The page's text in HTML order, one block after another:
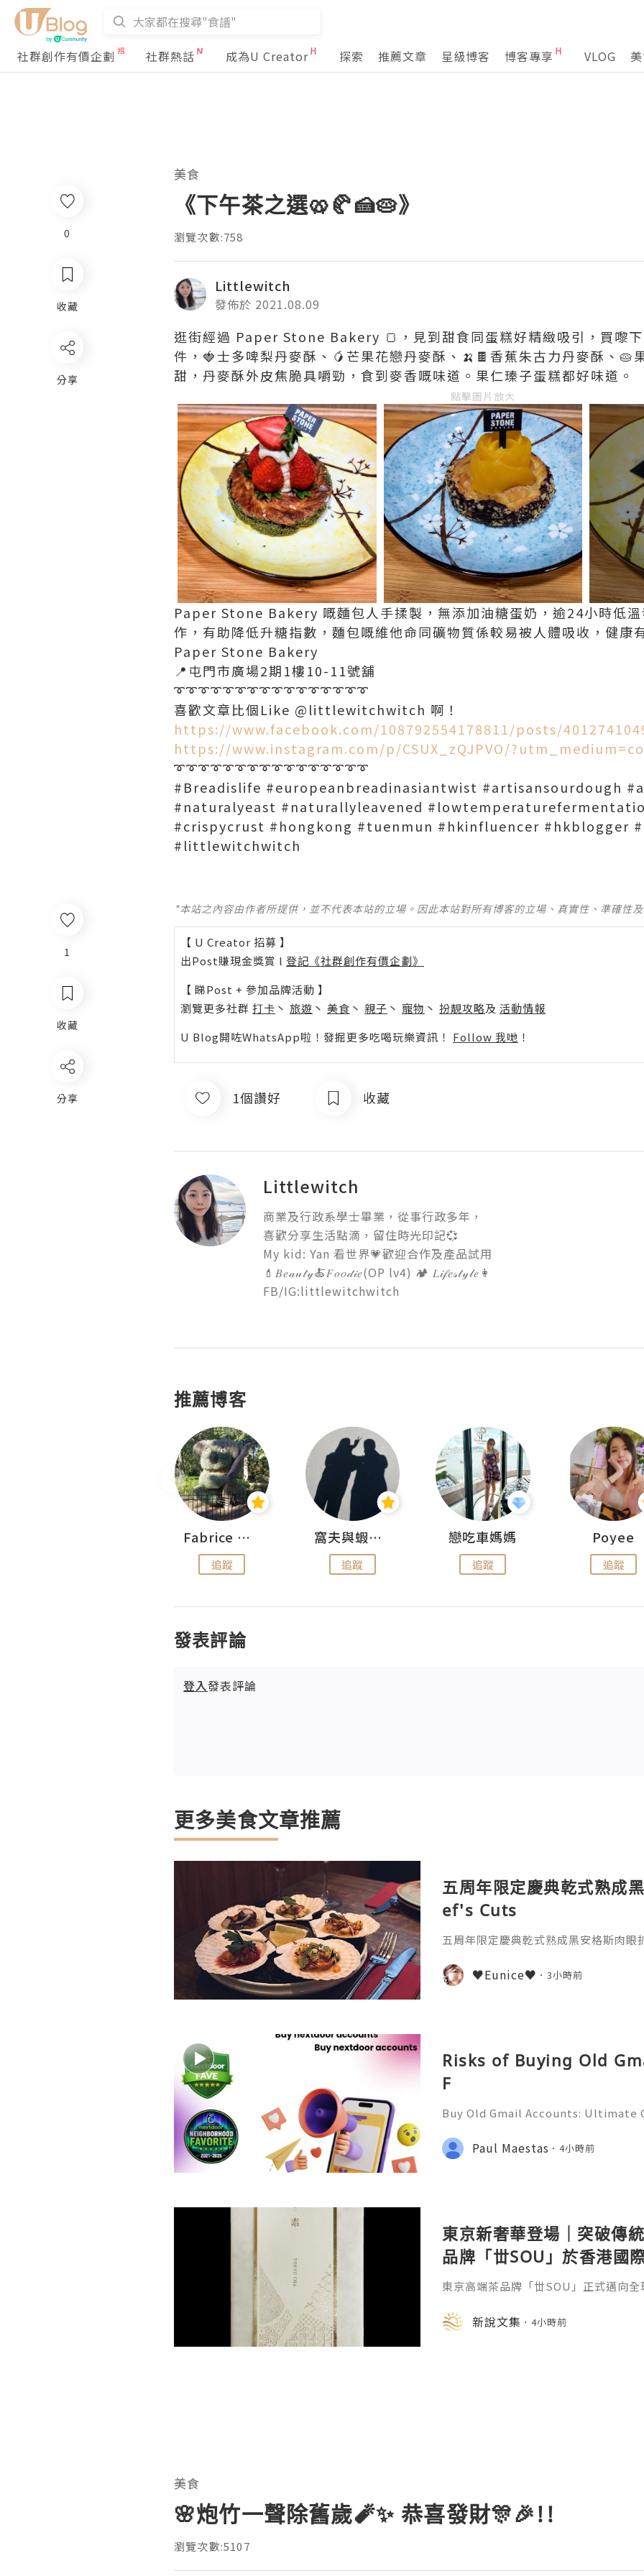
社群創作有價企劃 社群熱話 成為U Creator 探索 推薦文章 星級博客 博客專享 VLOG
1
收藏
分享
美食
《下午茶之選🥨🥐🍰🥧》
瀏覽次數:758
Littlewitch
發佈於 2021.08.09
逛街經過 Paper Stone Bakery 🍞，見到甜食同蛋糕好精緻吸引，買嚟
件，🍓士多啤梨丹麥酥、🥭芒果花戀丹麥酥、🍌🍫香蕉朱古力丹麥酥、🥧
甜，丹麥酥外皮焦脆具嚼勁，食到麥香嘅味道。果仁瑧子蛋糕都好味道。
點擊圖片放大
Paper Stone Bakery 嘅麵包人手揉製，無添加油糖蛋奶，逾24小時低
作，有助降低升糖指數，麵包嘅維他命同礦物質係較易被人體吸收，健康
Paper Stone Bakery
📍屯門市廣場2期1樓10-11號舖
➰➰➰➰➰➰➰➰➰➰➰➰➰➰➰➰
喜歡文章比個Like @littlewitchwitch 啊！
https://www.facebook.com/108792554178811/posts/
https://www.instagram.com/p/CSUX_zQJPVO/
➰➰➰➰➰➰➰➰➰➰➰➰➰➰➰➰
#Breadislife #europeanbreadinasiantwist #artisansourdough
#naturalyeast #naturallyleavened
#crispycrust #hongkong #tuenmun #hkinfluencer #hkblogger
#littlewitchwitch
*本站之內容由作者所提供，並不代表本站的立場。因此本站對所有博客的立場、真實性、準確性
【 U Creator 招募 】
出Post賺現金獎賞 l 登記《社群創作有價企劃》
【 睇Post + 參加品牌活動 】
瀏覽更多社群 打卡 丶 旅遊 丶 美食 丶 親子 丶 寵物 丶 扮靚攻略及 活動情報
U Blog開咗WhatsApp啦！發掘更多吃喝玩樂資訊！ Follow 我哋 ！
1個讚好 收藏
Littlewitch
商業及行政系學士畢業，從事行政多年，
喜歡分享生活點滴，留住時光印記💞
My kid: Yan 看世界💗歡迎合作及產品試用
💄𝐵𝑒𝒶𝓊𝓉𝓎🍝𝐹𝑜𝑜𝒹𝒾𝑒(OP lv4) 🏕 𝐿𝒾𝒻𝑒𝓈𝓉𝓎𝓁𝑒👩
FB/IG:littlewitchwitch
推薦博客
Fabrice 嚐味
追蹤
窩夫與蝦子餅
追蹤
戀吃車媽媽
追蹤
Poyee
追蹤
發表評論
登入發表評論
更多美食文章推薦
五周年限定慶典乾式熟成
ef's Cuts
五周年限定慶典乾式熟成黑安格斯肉
♥Eunice♥ 3小時前
Risks of Buying Old
F
Buy Old Gmail Accounts: Ultimate
hatsApp: +1(352)270-0568 ➤
l.co Meta Description: Looking
Paul Maestas 4小時前
東京新奢華登場｜突破傳
品牌「丗SOU」於香港國
東京高端茶品牌「丗SOU」正式邁向
（星期三）在香港餐廳「鮨政 Black」
晚宴
新說文集 4小時前
0
收藏
分享
美食
🌸炮竹一聲除舊歲🧨✨ 恭喜發財🎊🎉!!
瀏覽次數:5107